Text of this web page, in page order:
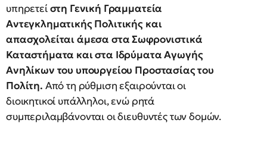
υπηρετείστη Γενική Γραμματεία
Αντεγκληματικής Πολιτικής και
απασχολείται άμεσα στα Σωφρονιστικά
Καταστήματα και στα Ιδρύματα Αγωγής
Ανηλίκων του υπουργείου Προστασίας του
Πολίτη. Από τη ρύθμιση εξαιρούνται οι
διοικητικοί υπάλληλοι, ενώ ρητά
συμπεριλαμβάνονται οι διευθυντές των δομών.